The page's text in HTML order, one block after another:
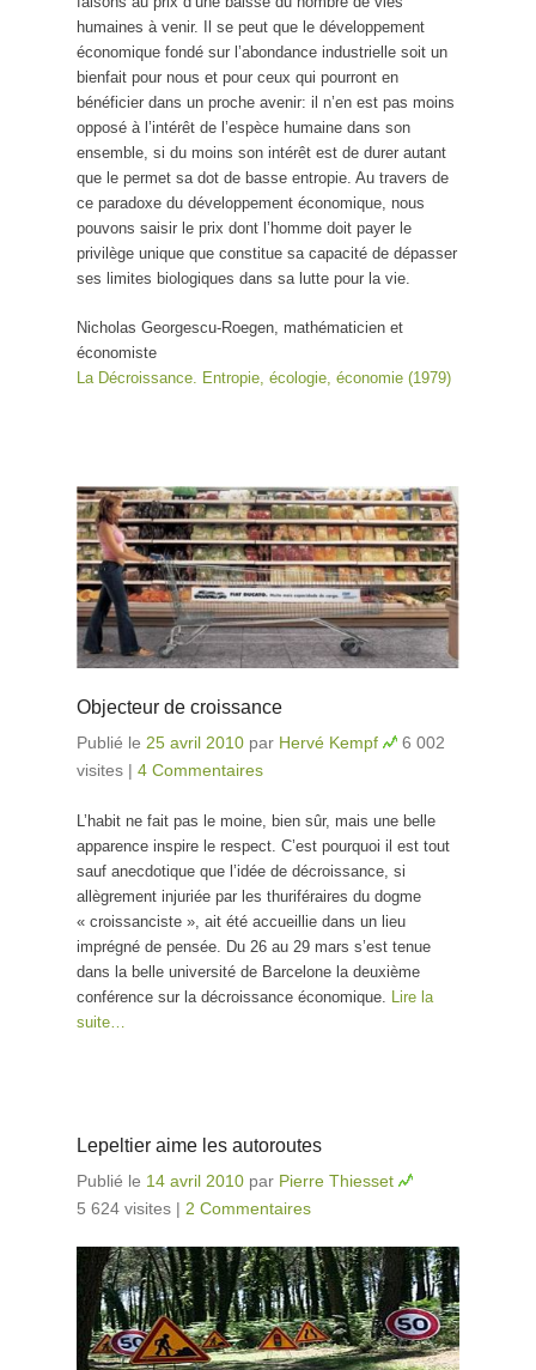
humaines à venir. Il se peut que le développement
économique fondé sur l’abondance industrielle soit un
bienfait pour nous et pour ceux qui pourront en
bénéficier dans un proche avenir: il n’en est pas moins
opposé à l’intérêt de l’espèce humaine dans son
ensemble, si du moins son intérêt est de durer autant
que le permet sa dot de basse entropie. Au travers de
ce paradoxe du développement économique, nous
pouvons saisir le prix dont l’homme doit payer le
privilège unique que constitue sa capacité de dépasser
ses limites biologiques dans sa lutte pour la vie.
Nicholas Georgescu-Roegen, mathématicien et
économiste
La Décroissance. Entropie, écologie, économie (1979)
Objecteur de croissance
Publié le 25 avril 2010 par Hervé Kempf
6 002
visites | 4 Commentaires
L’habit ne fait pas le moine, bien sûr, mais une belle
apparence inspire le respect. C’est pourquoi il est tout
sauf anecdotique que l’idée de décroissance, si
allègrement injuriée par les thuriféraires du dogme
« croissanciste », ait été accueillie dans un lieu
imprégné de pensée. Du 26 au 29 mars s’est tenue
dans la belle université de Barcelone la deuxième
conférence sur la décroissance économique. Lire la
suite…
Lepeltier aime les autoroutes
Publié le 14 avril 2010 par Pierre Thiesset
5 624 visites | 2 Commentaires